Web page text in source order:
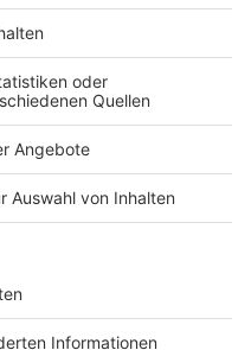
Hotline
Verkehrs-Hotline
Newsletter